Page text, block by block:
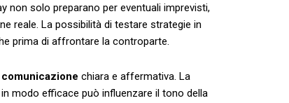
non solo‌ preparano per eventuali ⁣imprevisti,
reale.​ La​ possibilità di testare strategie in
prima⁣ di affrontare la controparte.
chiara e affermativa. La
modo efficace può influenzare⁣ il tono della